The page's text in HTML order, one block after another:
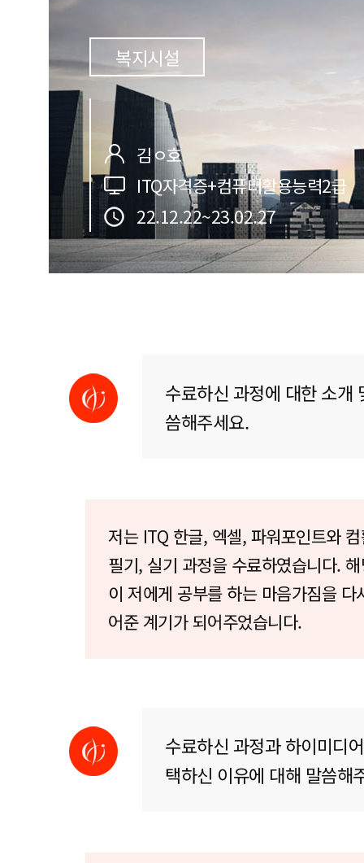
복지시설
김ㅇ호
ITQ자격증+컴퓨터활용능력2급
22.12.22~23.02.27
수료하신 과정에 대한 소개
씀해주세요.
저는 ITQ 한글, 엑셀, 파워포인트와
필기, 실기 과정을 수료하였습니다.
이 저에게 공부를 하는 마음가짐을 다
어준 계기가 되어주었습니다.
수료하신 과정과 하이미디
택하신 이유에 대해 말씀해